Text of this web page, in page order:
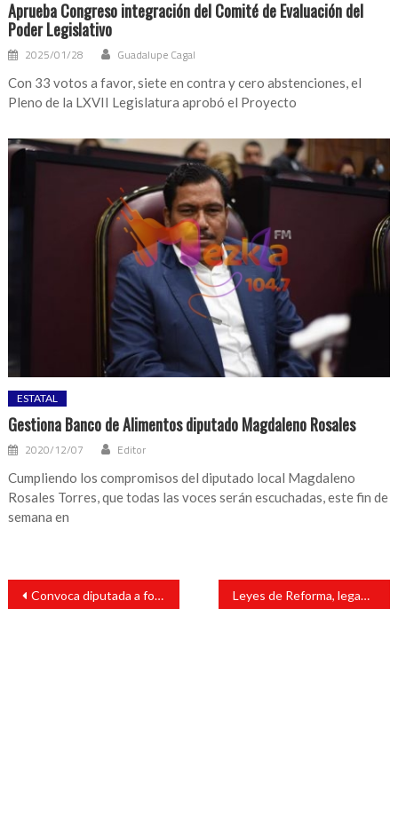
Aprueba Congreso integración del Comité de Evaluación del
Poder Legislativo
2025/01/28 Guadalupe Cagal
Con 33 votos a favor, siete en contra y cero abstenciones, el
Pleno de la LXVII Legislatura aprobó el Proyecto
ESTATAL
Gestiona Banco de Alimentos diputado Magdaleno Rosales
2020/12/07 Editor
Cumpliendo los compromisos del diputado local Magdaleno
Rosales Torres, que todas las voces serán escuchadas, este fin de
semana en
Navegación
entradas
Convoca diputada a fortalecer y visibilizar derechos de mujeres indígenas Leyes de Reforma, legado de libertad, igualdad y soberanía